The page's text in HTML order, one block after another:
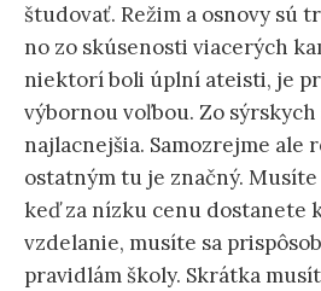
študovať. Režim a osnovy sú
no zo skúsenosti viacerých
niektorí boli úplní ateisti, je
výbornou voľbou. Zo
najlacnejšia. Samozrejme ale
ostatným tu je značný.
keď za nízku cenu dostanete
vzdelanie, musíte sa
pravidlám školy. Skrátka